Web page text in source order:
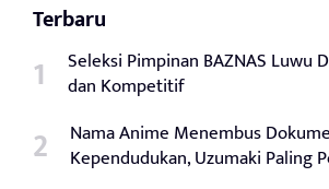
Terbaru
Seleksi Pimpinan BAZNAS Luwu
dan Kompetitif
Nama Anime Menembus
Kependudukan, Uzumaki Paling